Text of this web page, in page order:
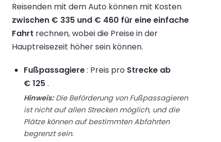
Reisenden mit dem Auto können mit Kosten
zwischen € 335 und € 460 für eine einfache
Fahrt rechnen, wobei die Preise in der
Hauptreisezeit höher sein können.
Fußpassagiere: Preis pro Strecke ab
€ 125 .
Hinweis:Die Beförderung von Fußpassagieren
ist nicht auf allen Strecken möglich, und die
Plätze können auf bestimmten Abfahrten
begrenzt sein.